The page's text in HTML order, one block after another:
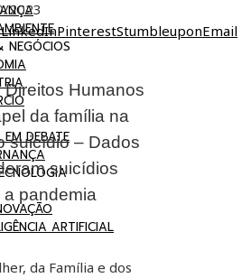
NEGÓCIOS
EM DEBATE
ARTIFICIAL
2023
LinkedInPinterestStumbleuponEmail
Direitos Humanos
da família na
suicídio – Dados
suicídios
a pandemia
da Família e dos